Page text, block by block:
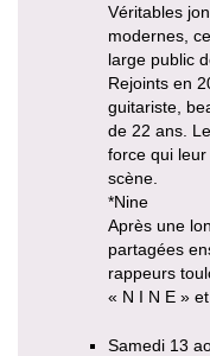
Véritables
modernes,
large public
Rejoints en
guitariste,
de 22 ans.
force qui
scène.
*Nine
Après une
partagées
rappeurs
« N I N E »
Samedi 13